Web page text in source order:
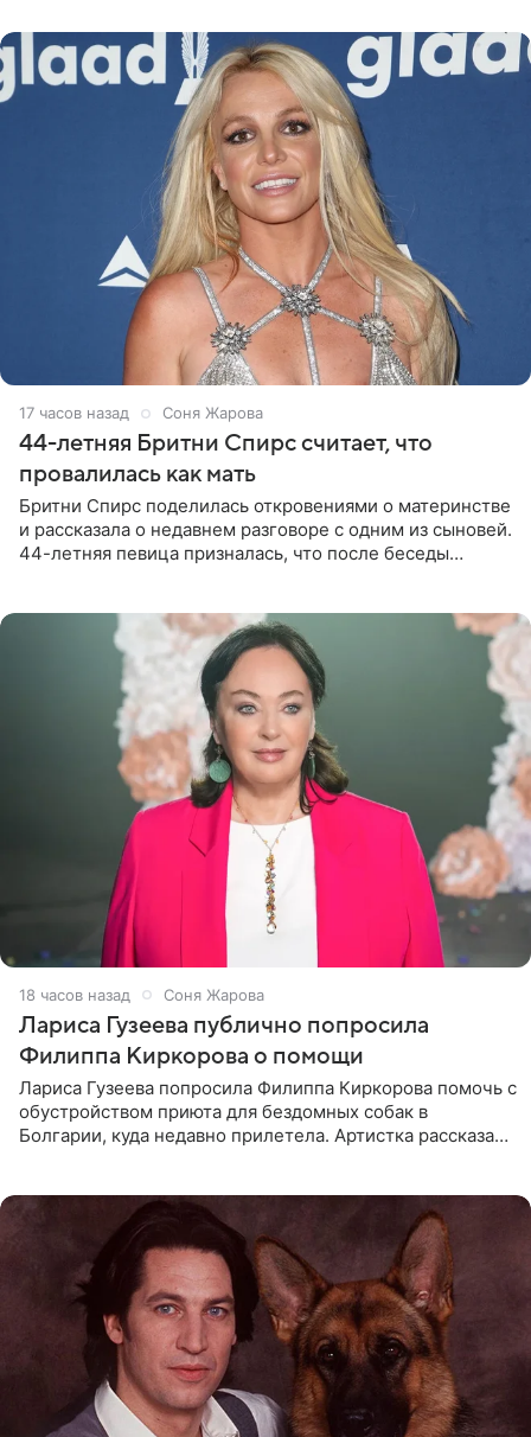
17 часов назад Соня Жарова
44-летняя Бритни Спирс считает, что
провалилась как мать
Бритни Спирс поделилась откровениями о материнстве
и рассказала о недавнем разговоре с одним из сыновей.
44-летняя певица призналась, что после беседы
18 часов назад Соня Жарова
Лариса Гузеева публично попросила
Филиппа Киркорова о помощи
Лариса Гузеева попросила Филиппа Киркорова помочь с
обустройством приюта для бездомных собак в
Болгарии, куда недавно прилетела. Артистка рассказала